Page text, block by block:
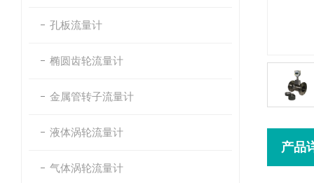
孔板流量计
椭圆齿轮流量计
金属管转子流量计
液体涡轮流量计
气体涡轮流量计
产品